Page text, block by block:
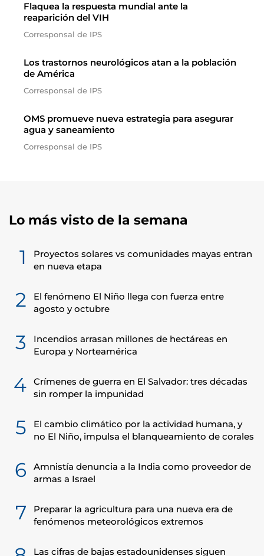
Flaquea la respuesta mundial ante la
reaparición del VIH
Corresponsal de IPS
Los trastornos neurológicos atan a la población
de América
Corresponsal de IPS
OMS promueve nueva estrategia para asegurar
agua y saneamiento
Corresponsal de IPS
Lo más visto de la semana
1
Proyectos solares vs comunidades mayas entran
en nueva etapa
2
El fenómeno El Niño llega con fuerza entre
agosto y octubre
3
Incendios arrasan millones de hectáreas en
Europa y Norteamérica
4
Crímenes de guerra en El Salvador: tres décadas
sin romper la impunidad
5
El cambio climático por la actividad humana, y
no El Niño, impulsa el blanqueamiento de corales
6
Amnistía denuncia a la India como proveedor de
armas a Israel
7
Preparar la agricultura para una nueva era de
fenómenos meteorológicos extremos
Las cifras de bajas estadounidenses siguen